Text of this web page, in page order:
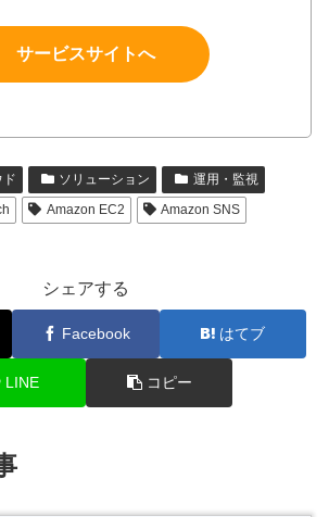
サービスサイトへ
ド ソリューション
運用・監視
Amazon EC2
Amazon SNS
シェアする
Facebook はてブ
LINE コピー